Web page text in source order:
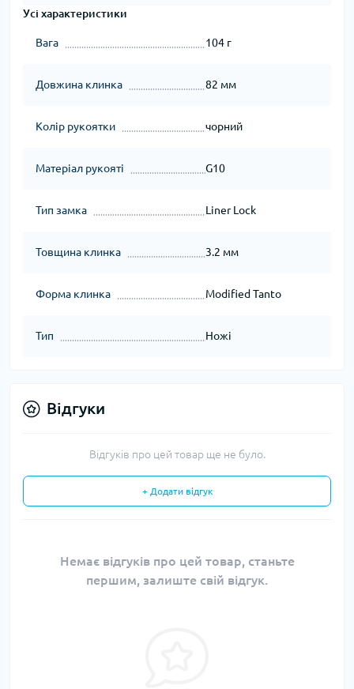
Усі характеристики
Вага 104 г
Довжина клинка 82 мм
Колір рукоятки чорний
Матеріал рукояті G10
Тип замка Liner Lock
Товщина клинка 3.2 мм
Форма клинка Modified Tanto
Тип Ножі
Відгуки
Відгуків про цей товар ще не було.
+ Додати відгук
Немає відгуків про цей товар, станьте
першим, залиште свій відгук.